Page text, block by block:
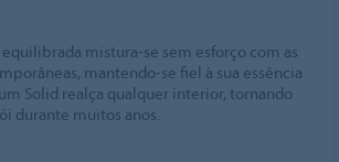
mistura-se sem esforço com as
mantendo-se fiel à sua essência
Solid realça qualquer interior, tornando
durante muitos anos.